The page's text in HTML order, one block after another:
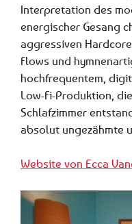
Interpretation des
energischer Gesang
aggressiven
Flows und
hochfrequentem,
Low-Fi-Produktion,
Schlafzimmer
absolut ungezähmte
Website von Ecca